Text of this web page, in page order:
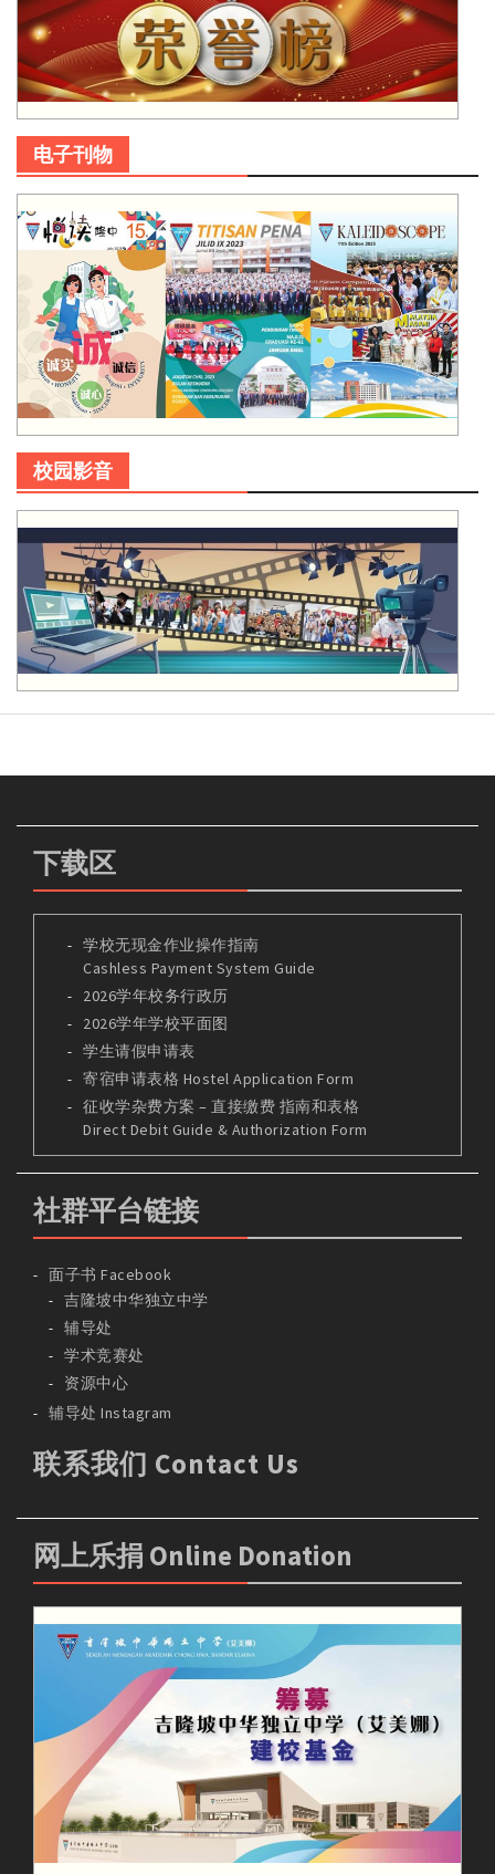
电子刊物
校园影音
下载区
学校无现金作业操作指南
Cashless Payment System Guide
2026学年校务行政历
2026学年学校平面图
学生请假申请表
寄宿申请表格 Hostel Application Form
征收学杂费方案 – 直接缴费 指南和表格
Direct Debit Guide & Authorization Form
社群平台链接
面子书 Facebook
吉隆坡中华独立中学
辅导处
学术竞赛处
资源中心
辅导处 Instagram
联系我们 Contact Us
网上乐捐 Online Donation